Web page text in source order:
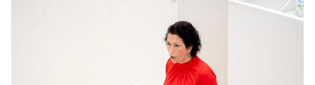
MEIN BÜRGERBÜRO
MEIN WAHLKREIS